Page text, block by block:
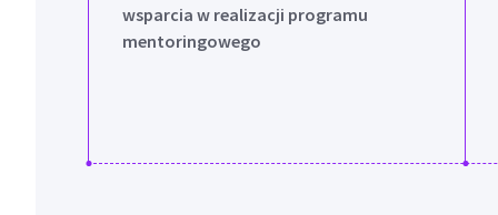
wsparcia w realizacji programu
mentoringowego